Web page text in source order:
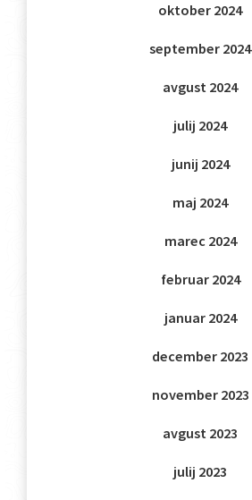
oktober 2024
september 2024
avgust 2024
julij 2024
junij 2024
maj 2024
marec 2024
februar 2024
januar 2024
december 2023
november 2023
avgust 2023
julij 2023